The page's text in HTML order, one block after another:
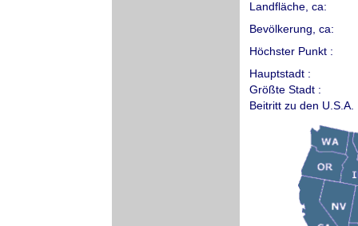
Landfläche, ca:
Bevölkerung, ca:
Höchster Punkt :
Hauptstadt :
Größte Stadt :
Beitritt zu den U.S.A.